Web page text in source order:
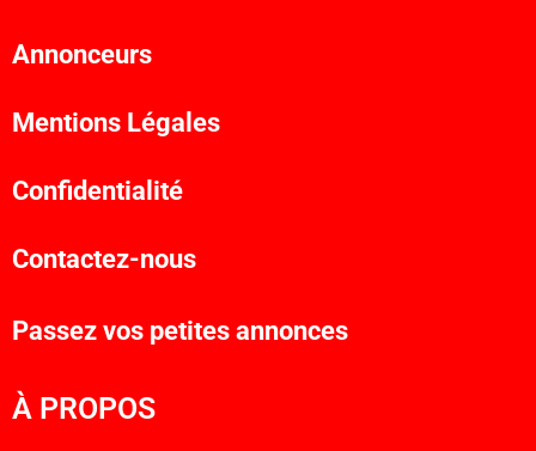
Annonceurs
Mentions Légales
Confidentialité
Contactez-nous
Passez vos petites annonces
À PROPOS